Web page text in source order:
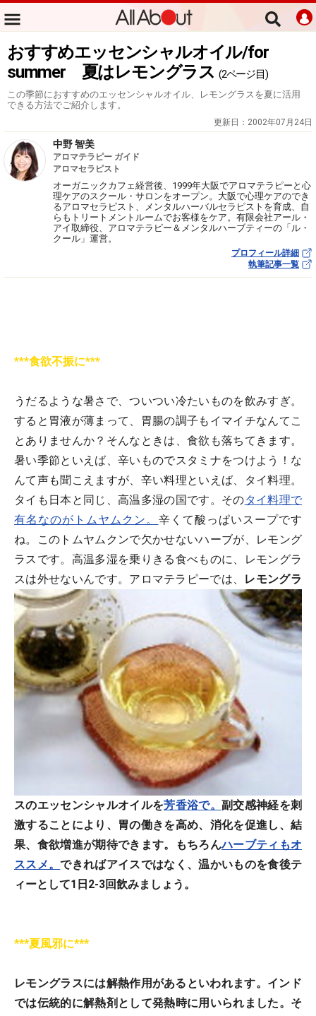
おすすめエッセンシャルオイル/for
summer 夏はレモングラス (2ページ目)
この季節におすすめのエッセンシャルオイル、レモングラスを夏に活用
できる方法でご紹介します。
更新日： 2002年07月24日
中野 智美
アロマテラピー ガイド
アロマセラピスト
オーガニックカフェ経営後、1999年大阪でアロマテラピーと心
理ケアのスクール・サロンをオープン。大阪で心理ケアのでき
るアロマセラピスト、メンタルハーバルセラピストを育成、自
らもトリートメントルームでお客様をケア。有限会社アール・
アイ取締役、アロマテラピー＆メンタルハーブティーの「ル・
クール」運営。
プロフィール詳細
執筆記事一覧
***食欲不振に***
うだるような暑さで、ついつい冷たいものを飲みすぎ。
すると胃液が薄まって、胃腸の調子もイマイチなんてこ
とありませんか？そんなときは、食欲も落ちてきます。
暑い季節といえば、辛いものでスタミナをつけよう！な
んて声も聞こえますが、辛い料理といえば、タイ料理。
タイも日本と同じ、高温多湿の国です。そのタイ料理で
有名なのがトムヤムクン。 辛くて酸っぱいスープです
ね。このトムヤムクンで欠かせないハーブが、レモング
ラスです。高温多湿を乗りきる食べものに、レモングラ
スは外せないんです。アロマテラピーでは、 レモングラ
スのエッセンシャルオイルを芳香浴で。副交感神経を刺
激することにより、胃の働きを高め、消化を促進し、結
果、食欲増進が期待できます。もちろんハーブティもオ
ススメ。できればアイスではなく、温かいものを食後テ
ィーとして1日2-3回飲みましょう。
***夏風邪に***
レモングラスには解熱作用があるといわれます。 インド
では伝統的に解熱剤として発熱時に用いられました。そ